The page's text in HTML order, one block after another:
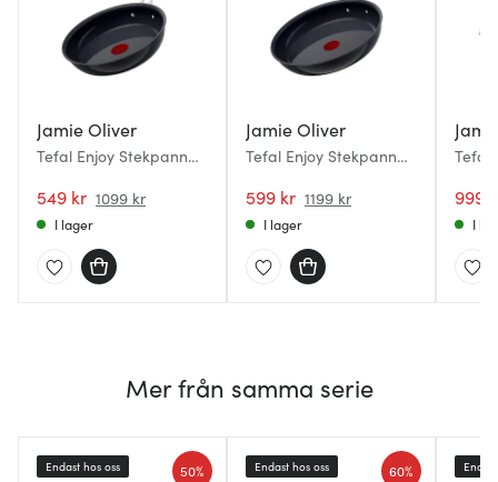
Jamie Oliver
Tefal Enjoy Stekpanna
549 kr 1099 kr
I lager
Jamie Oliver
Tefal Enjoy Stekpanna
599 kr 1199 kr
I lager
Tefal
999
I
Mer från samma serie
50%
Endast hos oss 60%
Endast hos oss